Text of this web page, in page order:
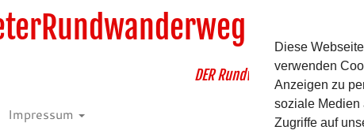
DER Rundwanderweg um
Impressum
Diese
verwenden
Anzeigen zu
soziale Medien
Zugriffe auf